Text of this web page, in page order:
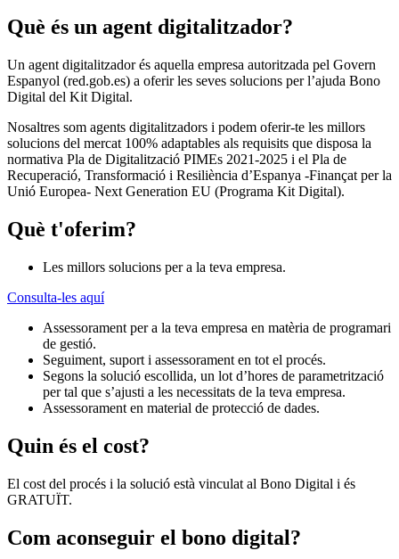
Què és un agent digitalitzador?
Un agent digitalitzador és aquella empresa autoritzada pel Govern
Espanyol (red.gob.es) a oferir les seves solucions per l’ajuda Bono
Digital del Kit Digital.
Nosaltres som agents digitalitzadors i podem oferir-te les millors
solucions del mercat 100% adaptables als requisits que disposa la
normativa Pla de Digitalització PIMEs 2021-2025 i el Pla de
Recuperació, Transformació i Resiliència d’Espanya -Finançat per la
Unió Europea- Next Generation EU (Programa Kit Digital).
Què t'oferim?
Les millors solucions per a la teva empresa.
Consulta-les aquí
Assessorament per a la teva empresa en matèria de programari
de gestió.
Seguiment, suport i assessorament en tot el procés.
Segons la solució escollida, un lot d’hores de parametrització
per tal que s’ajusti a les necessitats de la teva empresa.
Assessorament en material de protecció de dades.
Quin és el cost?
El cost del procés i la solució està vinculat al Bono Digital i és
GRATUÏT.
Com aconseguir el bono digital?